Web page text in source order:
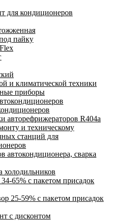
для кондиционеров
пайку
и климатической техники
приборы
авторефрижераторов R404a
и техническому
станций для
автокондиционера, сварка
холодильников
65% с пакетом присадок
25-59% с пакетом присадок
с дисконтом